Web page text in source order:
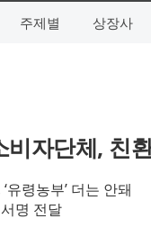
주제별 상장사
비자단체, 친
령농부’ 더는 안돼
명 전달